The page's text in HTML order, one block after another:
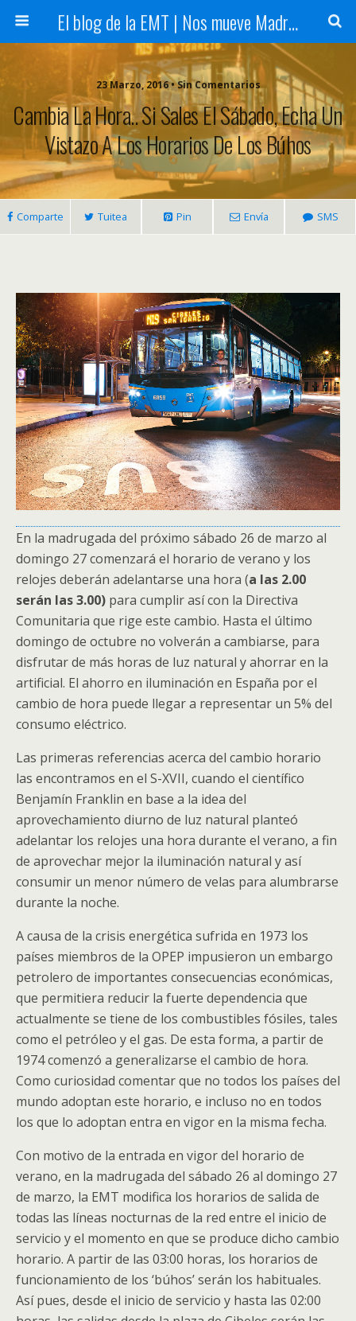
El blog de la EMT | Nos mueve Madrid
23 Marzo, 2016 • Sin Comentarios
Cambia La Hora.. Si Sales El Sábado, Echa Un
Vistazo A Los Horarios De Los Búhos
Comparte Tuitea Pin Envía SMS
En la madrugada del próximo sábado 26 de marzo al
domingo 27 comenzará el horario de verano y los
relojes deberán adelantarse una hora (a las 2.00
serán las 3.00) para cumplir así con la Directiva
Comunitaria que rige este cambio. Hasta el último
domingo de octubre no volverán a cambiarse, para
disfrutar de más horas de luz natural y ahorrar en la
artificial. El ahorro en iluminación en España por el
cambio de hora puede llegar a representar un 5% del
consumo eléctrico.
Las primeras referencias acerca del cambio horario
las encontramos en el S-XVII, cuando el científico
Benjamín Franklin en base a la idea del
aprovechamiento diurno de luz natural planteó
adelantar los relojes una hora durante el verano, a fin
de aprovechar mejor la iluminación natural y así
consumir un menor número de velas para alumbrarse
durante la noche.
A causa de la crisis energética sufrida en 1973 los
países miembros de la OPEP impusieron un embargo
petrolero de importantes consecuencias económicas,
que permitiera reducir la fuerte dependencia que
actualmente se tiene de los combustibles fósiles, tales
como el petróleo y el gas. De esta forma, a partir de
1974 comenzó a generalizarse el cambio de hora.
Como curiosidad comentar que no todos los países del
mundo adoptan este horario, e incluso no en todos
los que lo adoptan entra en vigor en la misma fecha.
Con motivo de la entrada en vigor del horario de
verano, en la madrugada del sábado 26 al domingo 27
de marzo, la EMT modifica los horarios de salida de
todas las líneas nocturnas de la red entre el inicio de
servicio y el momento en que se produce dicho cambio
horario. A partir de las 03:00 horas, los horarios de
funcionamiento de los ‘búhos’ serán los habituales.
Así pues, desde el inicio de servicio y hasta las 02:00